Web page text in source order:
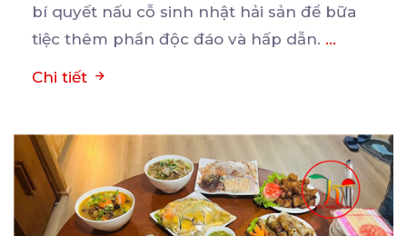
bí quyết nấu cỗ sinh nhật hải sản để bữa
tiệc thêm phần độc đáo và hấp dẫn. ...
Chi tiết